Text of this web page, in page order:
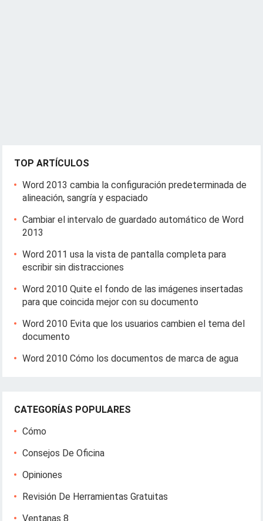
TOP ARTÍCULOS
Word 2013 cambia la configuración predeterminada de
alineación, sangría y espaciado
Cambiar el intervalo de guardado automático de Word
2013
Word 2011 usa la vista de pantalla completa para
escribir sin distracciones
Word 2010 Quite el fondo de las imágenes insertadas
para que coincida mejor con su documento
Word 2010 Evita que los usuarios cambien el tema del
documento
Word 2010 Cómo los documentos de marca de agua
CATEGORÍAS POPULARES
Cómo
Consejos De Oficina
Opiniones
Revisión De Herramientas Gratuitas
Ventanas 8